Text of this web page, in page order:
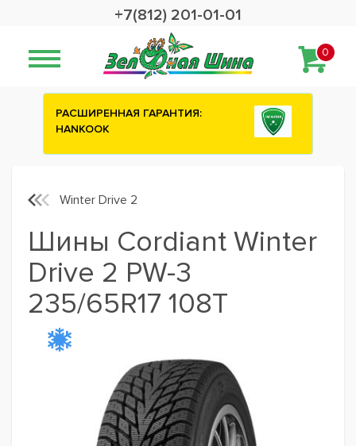
+7(812) 201-01-01
0
Сashback 2500 рублей на зимние
Winter Drive 2
Шины Cordiant Winter
Drive 2 PW-3
235/65R17 108T